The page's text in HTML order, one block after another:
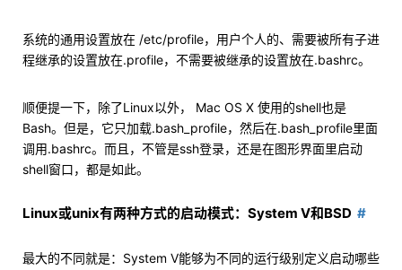
系统的通用设置放在 /etc/profile，用户个人的、需要被所有子进
程继承的设置放在.profile，不需要被继承的设置放在.bashrc。
顺便提一下，除了Linux以外， Mac OS X 使用的shell也是
Bash。但是，它只加载.bash_profile，然后在.bash_profile里面
调用.bashrc。而且，不管是ssh登录，还是在图形界面里启动
shell窗口，都是如此。
Linux或unix有两种方式的启动模式：System V和BSD
最大的不同就是：System V能够为不同的运行级别定义启动哪些